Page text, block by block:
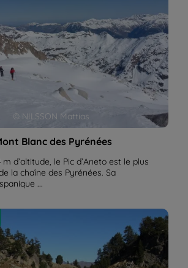
© NILSSON Mattias
Blanc des Pyrénées
d’altitude, le Pic d’Aneto est le plus
la chaîne des Pyrénées. Sa
...
un peu mon jardin secret | La